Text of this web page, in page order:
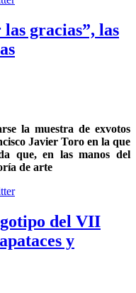
gracias”, las
la muestra de exvotos
Javier Toro en la que
que, en las manos del
de arte
del VII
y